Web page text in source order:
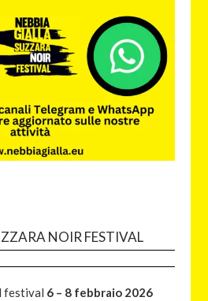
NOIR FESTIVAL
festival 6 – 8 febbraio 2026